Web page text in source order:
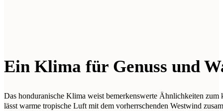
Ein Klima für Genuss und
Das honduranische Klima weist bemerkenswerte Ähnlichkeiten
lässt warme tropische Luft mit dem vorherrschenden Westwind